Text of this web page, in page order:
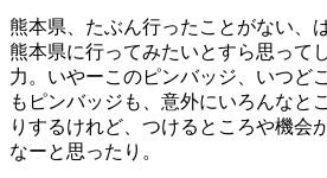
熊本県、たぶん行ったことがない、
熊本県に行ってみたいとすら思って
力。いやーこのピンバッジ、いつど
もピンバッジも、意外にいろんなと
りするけれど、つけるところや機会
なーと思ったり。